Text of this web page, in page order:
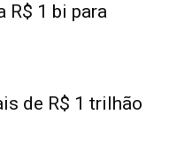
R$ 1 bi para
de R$ 1 trilhão